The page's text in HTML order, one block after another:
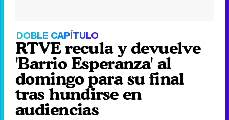
DOBLE CAPÍTULO
RTVE recula y devuelve
'Barrio Esperanza' al
domingo para su final
tras hundirse en
audiencias